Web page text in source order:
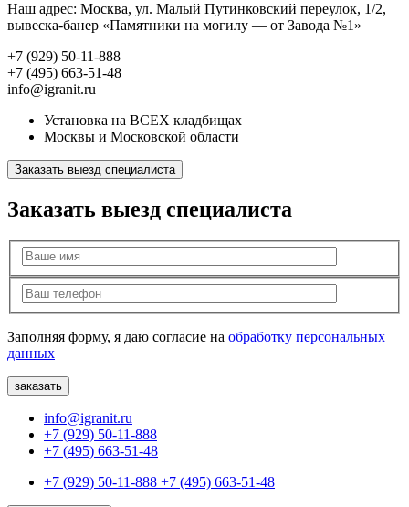
Наш адрес: Москва, ул. Малый Путинковский переулок, 1/2,
вывеска-банер «Памятники на могилу — от Завода №1»
+7 (929) 50-11-888
+7 (495) 663-51-48
info@igranit.ru
Установка на ВСЕХ кладбищах
Москвы и Московской области
Заказать выезд специалиста
Заказать выезд специалиста
Заполняя форму, я даю согласие на обработку персональных
данных
info@igranit.ru
+7 (929) 50-11-888
+7 (495) 663-51-48
+7 (929) 50-11-888 +7 (495) 663-51-48